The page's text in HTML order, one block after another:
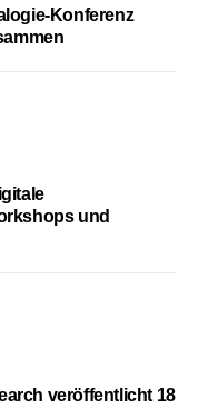
Konferenz
und
veröffentlicht 18